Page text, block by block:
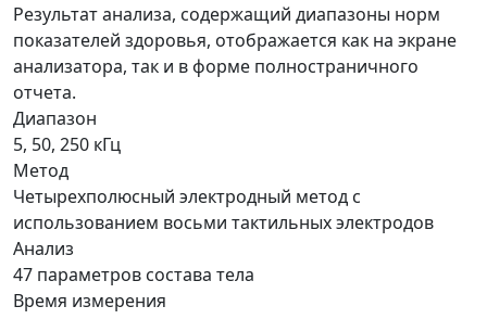
Результат анализа, содержащий диапазоны норм
показателей здоровья, отображается как на экране
анализатора, так и в форме полностраничного
отчета.
Диапазон
5, 50, 250 кГц
Метод
Четырехполюсный электродный метод с
использованием восьми тактильных электродов
Анализ
47 параметров состава тела
Время измерения